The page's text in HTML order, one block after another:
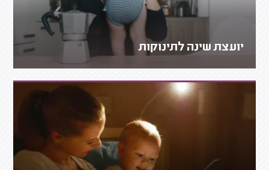
יועצת שינה לתינוקות